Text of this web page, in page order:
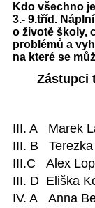
Kdo všechno
3.- 9.tříd.
o životě školy,
problémů a
na které se
Zástupci
III. A Marek
III. B
III.C Alex
III. D Eliška
IV. A Anna